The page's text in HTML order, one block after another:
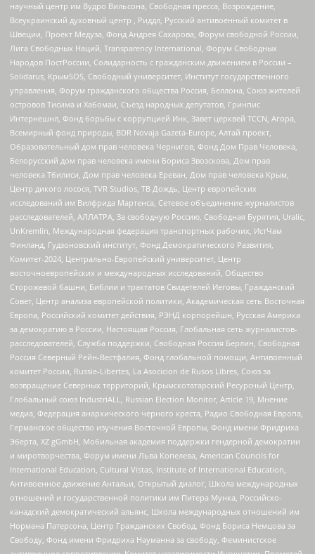
научный центр им Вудро Вильсона, Свободная пресса, Возрождение,
Всеукраинский духовный центр , Риддл, Русский антивоенный комитет в
Швеции, Проект Медуза, Фонд Андрея Сахарова, Форум свободной России,
Лига Свободных Наций, Transparеncy International, Форум Свободных
Народов ПостРоссии, Солидарность с гражданским движением в России –
Solidarus, КрымSOS, Свободный университет, Институт государственного
управления, Форум гражданского общества Россия, Беллона, Союз жителей
островов Тисима и Хабомаи, Съезд народных депутатов, Гринпис
Интернешнл, Фонд борьбы с коррупцией Инк, Завет церквей TCCN, Агора,
Всемирный фонд природы, BDR Novaja Gazeta-Europe, Алтай проект,
Образовательный дом прав человека Чернигов, Фонд Дом Прав Человека,
Белорусский дом прав человека имени Бориса Звозскова, Дом прав
человека Тбилиси, Дом прав человека Ереван, Дом прав человека Крым,
Центр дикого лосося, TVR Studios, ТВ Дождь, Центр европейских
исследований им Вилфрида Мартенса, Сетевое объединение журналистов
расследователей, АЛЛАТРА, За свободную Россию, Свободная Бурятия, Uralic,
UnKremlin, Международная федерация транспортных рабочих, ИстЧам
Финланд, Гудзоновский институт, Фонд Демократического Развития,
Комитет-2024, Центрально-Европейский университет, Центр
восточноевропейских и международных исследований, Общество
Сторожевой башни, Библии и трактатов Свидетелей Иеговы, Гражданский
Совет, Центр анализа европейской политики, Академическая сеть Восточная
Европа, Российский комитет действия, РЭНД корпорейшн, Русская Америка
за демократию в России, Настоящая Россия, Глобальная сеть журналистов-
расследователей, Служба поддержки, Свободная Россия Берлин, Свободная
Россия Северный Рейн-Вестфалия, Фонд глобальной помощи, Антивоенный
комитет России, Russie-Libertes, La Asocicion de Rusos Libres, Союз за
возвращение Северных территорий, Крымскотатарский Ресурсный Центр,
Глобальный союз IndustriALL, Russian Election Monitor, Article 19, Мнение
медиа, Федерация анархического черного креста, Радио Свободная Европа,
Германское общество изучения Восточной Европы, Фонд имени Фридриха
Эберта, XZ gGmbH, Мобильная академия поддержки гендерной демократии
и миротворчества, Форум имени Льва Копелева, American Councils for
International Education, Cultural Vistas, Institute of International Education,
Антивоенное движение Антальи, Открытый диалог, Школа международных
отношений и государственной политики им Питера Мунка, Российско-
канадский демократический альянс, Школа международных отношений им
Нормана Патерсона, Центр Гражданских Свобод, Фонд Бориса Немцова за
Свободу, Фонд имени Фридриха Науманна за свободу, Феминистское